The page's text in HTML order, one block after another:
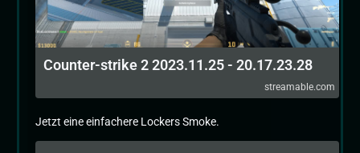
Counter-strike 2 2023.11.25 - 20.17.23.28
streamable.com
Jetzt eine einfachere Lockers Smoke.